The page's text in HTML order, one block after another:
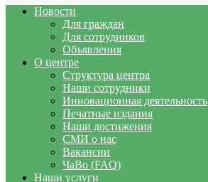
Новости
Для граждан
Для сотрудников
Объявления
О центре
Структура центра
Наши сотрудники
Инновационная деятельность
Печатные издания
Наши достижения
СМИ о нас
Вакансии
ЧаВо (FAQ)
Наши услуги